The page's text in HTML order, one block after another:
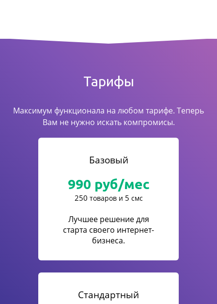
Тарифы
Максимум функционала на любом тарифе. Теперь
Вам не нужно искать компромисы.
Базовый
990 руб/мес
250 товаров и 5 смс
Лучшее решение для
старта своего интернет-
бизнеса.
Стандартный